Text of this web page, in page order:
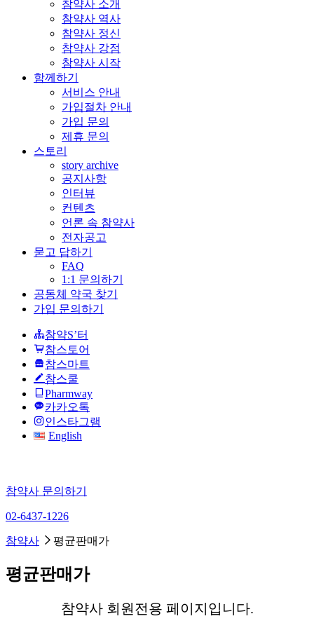
참약사 소개
참약사 역사
참약사 정신
참약사 강점
참약사 시작
함께하기
서비스 안내
가입절차 안내
가입 문의
제휴 문의
스토리
story archive
공지사항
인터뷰
컨텐츠
언론 속 참약사
전자공고
묻고 답하기
FAQ
1:1 문의하기
공동체 약국 찾기
가입 문의하기
참약S’터
참스토어
참스마트
참스쿨
Pharmway
카카오톡
인스타그램
English
참약사 문의하기
02-6437-1226
참약사 평균판매가
평균판매가
참약사 회원전용 페이지입니다.